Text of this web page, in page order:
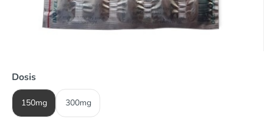
Dosis
150mg 300mg